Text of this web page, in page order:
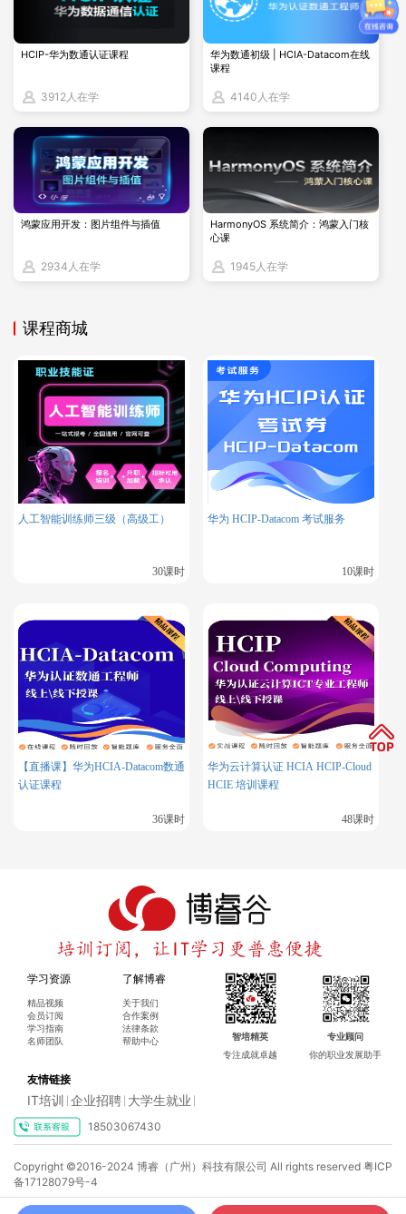
“一试双证”政策适用于已获得华为HCIA/HCIP/HCIE职
业认证证书的人员，且证书生效日期开始于2021年7月
1日。申报2级或3级职业技能等级认定至少有1科在深圳
市参加考核；申报1级需在深圳参加并通过实验（或面
试）考试。
如何获得华为认证证书
所有认证级别和方向。
理论知识和实践技能。
实验操作：通过博睿谷提供的实验手册和模拟实验，提
高实践操作能力。
模拟考试：博睿谷提供的在线题库进行模拟考试，熟悉
考试题型和流程。
HCIP-华为数通认证课程
3912人在学
华为数通初级 | HCIA-Datacom在线
课程
4140人在学
鸿蒙应用开发：图片组件与插值
2934人在学
HarmonyOS 系统简介：鸿蒙入门核
心课
1945人在学
课程商城
人工智能训练师三级（高级工）
30课时
华为 HCIP-Datacom 考试服务
10课时
【直播课】华为HCIA-Datacom数通
认证课程
36课时
华为云计算认证 HCIA HCIP-Cloud
HCIE 培训课程
48课时
学习资源
精品视频
会员订阅
学习指南
名师团队
了解博睿
关于我们
合作案例
法律条款
帮助中心
智培精英
专注成就卓越
专业顾问
你的职业发展助手
友情链接
IT培训 企业招聘 大学生就业
18503067430
Copyright ©2016-2024 博睿（广州）科技有限公司 All rights reserved 粤ICP
备17128079号-4